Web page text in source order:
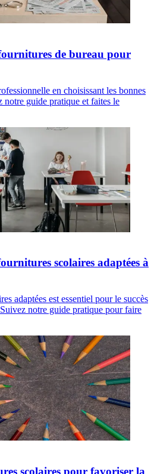
de bureau pour
en choisissant les bonnes
notre guide pratique et faites le
scolaires adaptées à
adaptées est essentiel pour le succès
notre guide pratique pour faire
scolaires pour favoriser la